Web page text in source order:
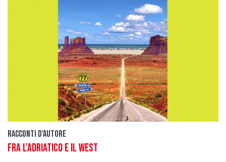
Racconti d'autore
Fra l’Adriatico e il West